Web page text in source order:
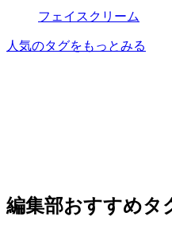
フェイスクリーム
人気のタグをもっとみる
編集部おすすめタ